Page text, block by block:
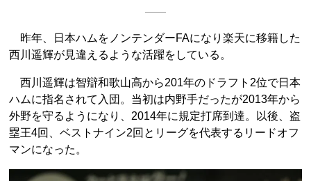
昨年、日本ハムをノンテンダーFAになり楽天に移籍した
西川遥輝が見違えるような活躍をしている。
西川遥輝は智辯和歌山高から201年のドラフト2位で日本
ハムに指名されて入団。当初は内野手だったが2013年から
外野を守るようになり、2014年に規定打席到達。以後、盗
塁王4回、ベストナイン2回とリーグを代表するリードオフ
マンになった。